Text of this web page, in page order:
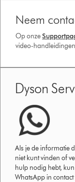
Neem
Op onze
video-
Dyson
Als je de informatie
niet kunt vinden of
hulp nodig hebt, kun
WhatsApp in